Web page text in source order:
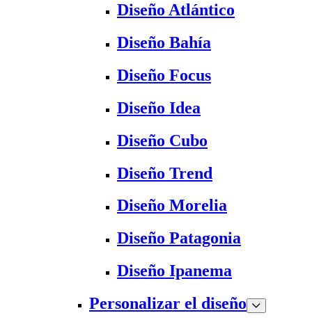
Diseño Atlántico
Diseño Bahía
Diseño Focus
Diseño Idea
Diseño Cubo
Diseño Trend
Diseño Morelia
Diseño Patagonia
Diseño Ipanema
Personalizar el diseño